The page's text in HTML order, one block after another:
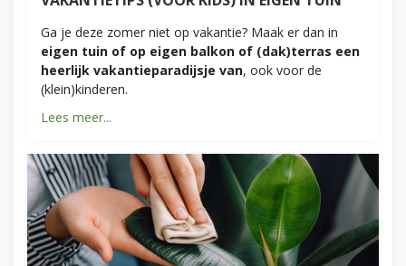
Ga je deze zomer niet op vakantie? Maak er dan in
eigen tuin of op eigen balkon of (dak)terras een
heerlijk vakantieparadijsje van, ook voor de
(klein)kinderen.
Lees meer...